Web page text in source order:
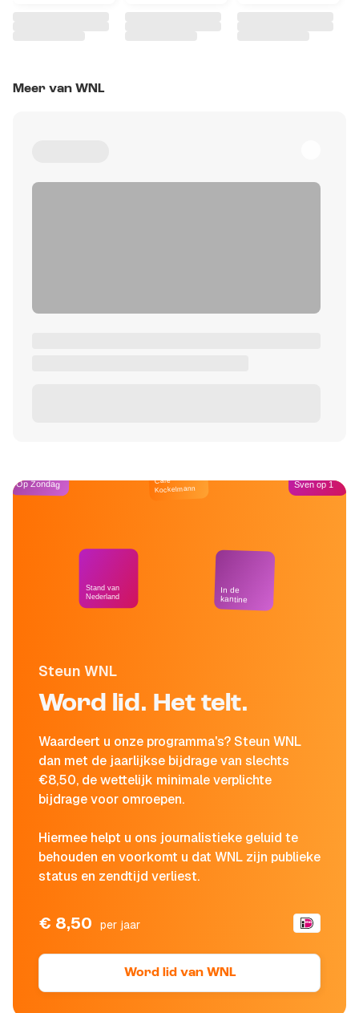
Meer van WNL
Steun WNL
Word lid. Het telt.
Waardeert u onze programma's? Steun WNL
dan met de jaarlijkse bijdrage van slechts
€8,50, de wettelijk minimale verplichte
bijdrage voor omroepen.
Hiermee helpt u ons journalistieke geluid te
behouden en voorkomt u dat WNL zijn publieke
status en zendtijd verliest.
€ 8,50 per jaar
Word lid van WNL
Op Zondag
Stand van
Nederland
Café
Kockelmann
In de
kantine
Sven op 1